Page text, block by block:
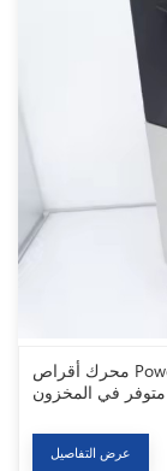
محرك أقراص PowerFlex AC 22B-D012N104 الجديد والأصلي VFD
متوفر في المخزون
عرض التفاصيل